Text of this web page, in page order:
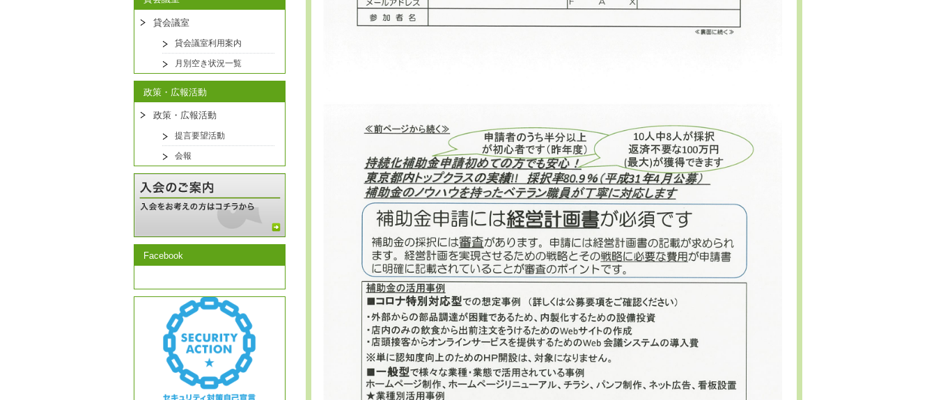
貸会議室
貸会議室利用案内
月別空き状況一覧
政策・広報活動
政策・広報活動
提言要望活動
会報
Facebook